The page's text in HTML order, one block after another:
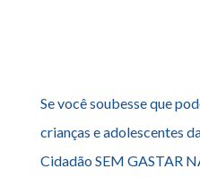
Se você soubesse que
crianças e adolescentes
Cidadão SEM GASTAR